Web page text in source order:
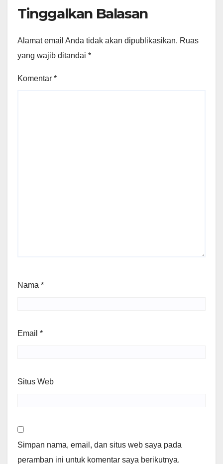
Tinggalkan Balasan
Alamat email Anda tidak akan dipublikasikan. Ruas
yang wajib ditandai *
Komentar *
Nama *
Email *
Situs Web
Simpan nama, email, dan situs web saya pada
peramban ini untuk komentar saya berikutnya.